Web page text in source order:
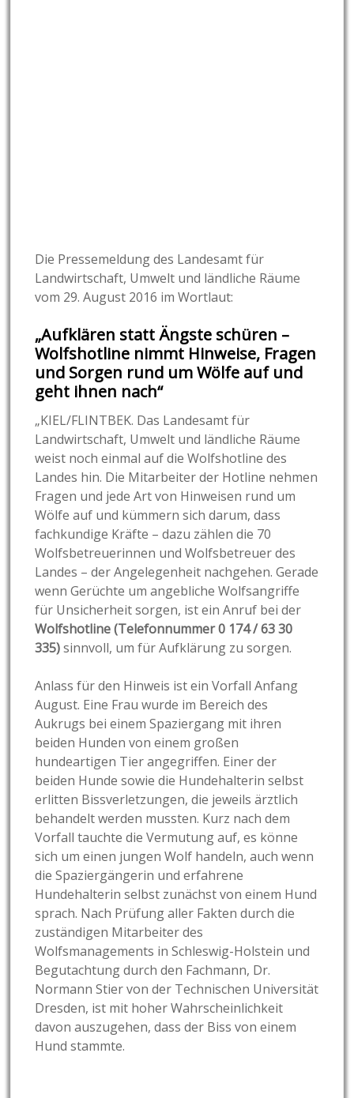
Die Pressemeldung des Landesamt für
Landwirtschaft, Umwelt und ländliche Räume
vom 29. August 2016 im Wortlaut:
„Aufklären statt Ängste schüren –
Wolfshotline nimmt Hinweise, Fragen
und Sorgen rund um Wölfe auf und
geht ihnen nach“
„KIEL/FLINTBEK. Das Landesamt für
Landwirtschaft, Umwelt und ländliche Räume
weist noch einmal auf die Wolfshotline des
Landes hin. Die Mitarbeiter der Hotline nehmen
Fragen und jede Art von Hinweisen rund um
Wölfe auf und kümmern sich darum, dass
fachkundige Kräfte – dazu zählen die 70
Wolfsbetreuerinnen und Wolfsbetreuer des
Landes – der Angelegenheit nachgehen. Gerade
wenn Gerüchte um angebliche Wolfsangriffe
für Unsicherheit sorgen, ist ein Anruf bei der
Wolfshotline (Telefonnummer 0 174 / 63 30
335)sinnvoll, um für Aufklärung zu sorgen.
Anlass für den Hinweis ist ein Vorfall Anfang
August. Eine Frau wurde im Bereich des
Aukrugs bei einem Spaziergang mit ihren
beiden Hunden von einem großen
hundeartigen Tier angegriffen. Einer der
beiden Hunde sowie die Hundehalterin selbst
erlitten Bissverletzungen, die jeweils ärztlich
behandelt werden mussten. Kurz nach dem
Vorfall tauchte die Vermutung auf, es könne
sich um einen jungen Wolf handeln, auch wenn
die Spaziergängerin und erfahrene
Hundehalterin selbst zunächst von einem Hund
sprach. Nach Prüfung aller Fakten durch die
zuständigen Mitarbeiter des
Wolfsmanagements in Schleswig-Holstein und
Begutachtung durch den Fachmann, Dr.
Normann Stier von der Technischen Universität
Dresden, ist mit hoher Wahrscheinlichkeit
davon auszugehen, dass der Biss von einem
Hund stammte.